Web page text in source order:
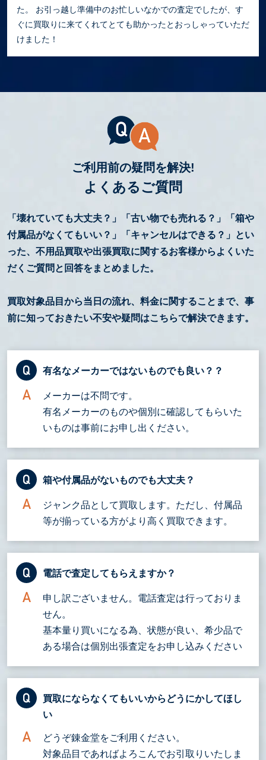
た。 お引っ越し準備中のお忙しいなかでの査定でしたが、す
ぐに買取りに来てくれてとても助かったとおっしゃっていただ
けました！
ご利用前の疑問を解決!
よくあるご質問
「壊れていても大丈夫？」「古い物でも売れる？」「箱や
付属品がなくてもいい？」「キャンセルはできる？」とい
った、不用品買取や出張買取に関するお客様からよくいた
だくご質問と回答をまとめました。
買取対象品目から当日の流れ、料金に関することまで、事
前に知っておきたい不安や疑問はこちらで解決できます。
有名なメーカーではないものでも良い？？
メーカーは不問です。
有名メーカーのものや個別に確認してもらいた
いものは事前にお申し出ください。
箱や付属品がないものでも大丈夫？
ジャンク品として買取します。ただし、付属品
等が揃っている方がより高く買取できます。
電話で査定してもらえますか？
申し訳ございません。電話査定は行っておりま
せん。
基本量り買いになる為、状態が良い、希少品で
ある場合は個別出張査定をお申し込みください
買取にならなくてもいいからどうにかしてほし
い
どうぞ錬金堂をご利用ください。
対象品目であればよろこんでお引取りいたしま